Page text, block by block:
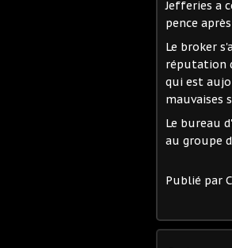
Jefferies a
pence
Le broker
réputation
qui est
mauvaises
Le bureau
au groupe
Publié par